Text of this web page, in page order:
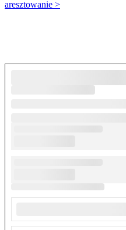
aresztowanie >